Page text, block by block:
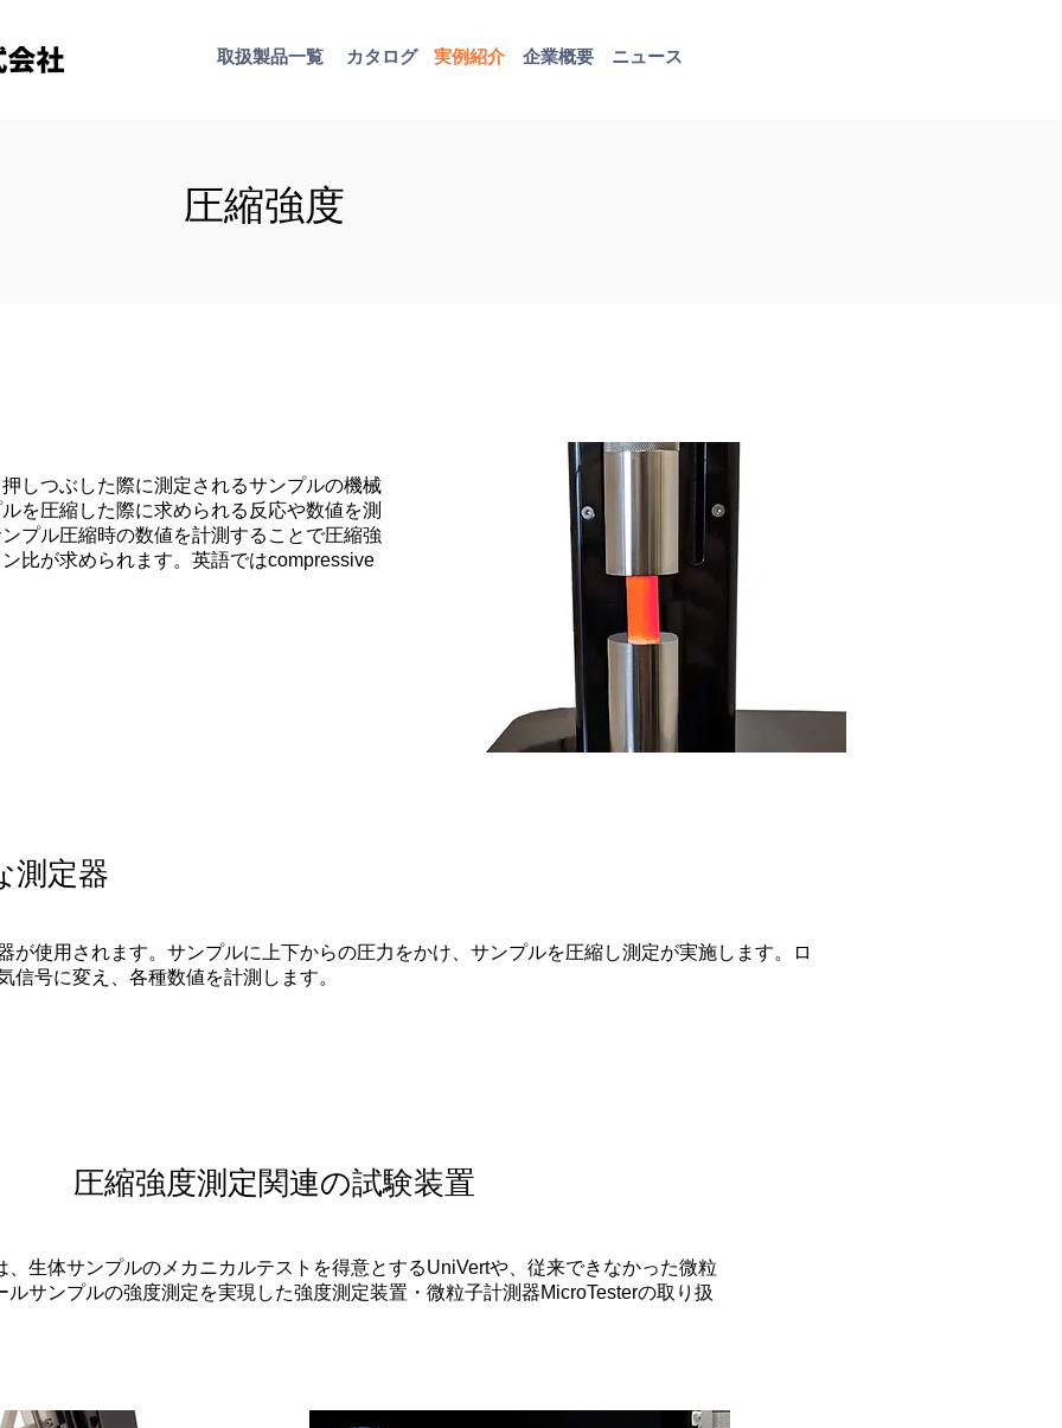
取扱​製品一覧 ​実例紹介
カタログ 企業概要 ニュース
圧縮強度
しつぶした際に測定されるサンプルの機械
を圧縮した際に求められる反応や数値を測
プル圧縮時の数値を計測することで圧縮強
比が求められます。英語ではcompressive
測定器
が使用されます。サンプルに上下からの圧力をかけ、サンプルを圧縮し測定が実施します。ロ
信号に変え、各種数値を計測します。
圧縮強度測定関連の試験装置
、生体サンプルのメカニカルテストを得意とするUniVertや、従来できなかった微粒
ルサンプルの強度測定を実現した強度測定装置・微粒子計測器MicroTesterの取り扱